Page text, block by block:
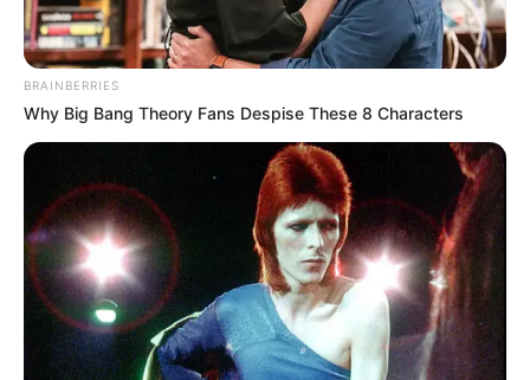
Aussichtstürme
Kletterparks
Tier- und Zooparks
Fremdenverkehrsamt und Tourist Information
Weitere Informationen über Bad Wurzach im
Internet:
Hotels in Bad Wurzach
www.bad-wurzach.de
BRAINBERRIES
Why Big Bang Theory Fans Despise These 8 Characters